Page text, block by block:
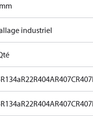
industriel
R134aR22R404AR407C
R134aR22R404AR407C